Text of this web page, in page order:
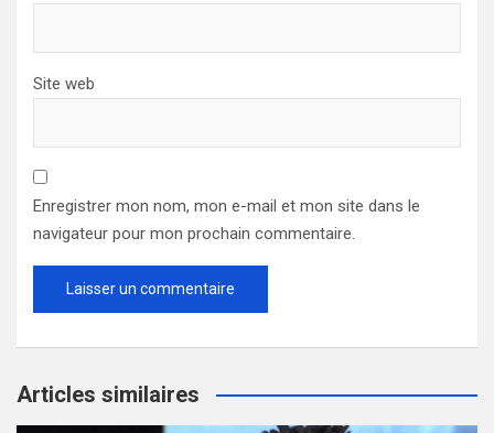
Site web
Enregistrer mon nom, mon e-mail et mon site dans le
navigateur pour mon prochain commentaire.
Articles similaires